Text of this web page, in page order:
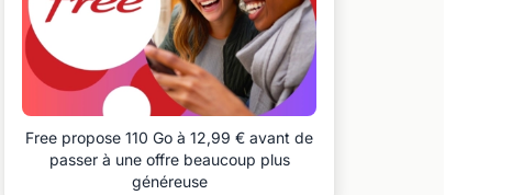
Free propose 110 Go à 12,99 € avant de
passer à une offre beaucoup plus
généreuse